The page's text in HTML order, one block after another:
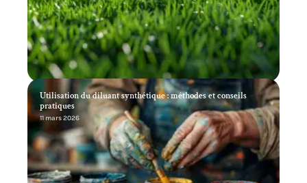
Utilisation du diluant synthétique : méthodes et conseils
pratiques
11 mars 2026